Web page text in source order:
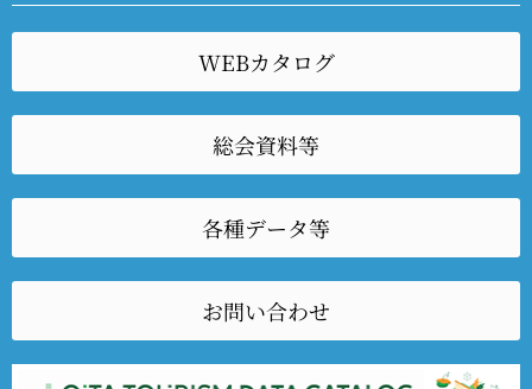
WEBカタログ
総会資料等
各種データ等
お問い合わせ